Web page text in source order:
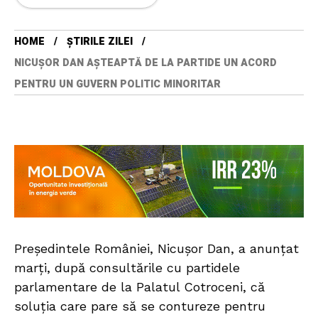
HOME
ȘTIRILE ZILEI
NICUȘOR DAN AȘTEAPTĂ DE LA PARTIDE UN ACORD
PENTRU UN GUVERN POLITIC MINORITAR
Președintele României, Nicușor Dan, a anunțat
marți, după consultările cu partidele
parlamentare de la Palatul Cotroceni, că
soluția care pare să se contureze pentru